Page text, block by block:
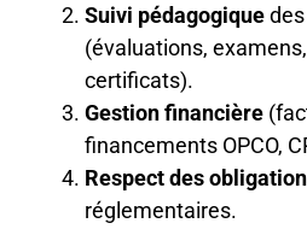
Suivi pédagogiquedes
(évaluations,
certificats).
Gestion financière
financements OPCO,
Respect des
réglementaires.